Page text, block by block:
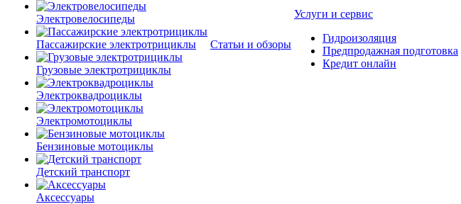
Электровелосипеды
Пассажирские электротрициклы
Грузовые электротрициклы
Электроквадроциклы
Электромотоциклы
Бензиновые мотоциклы
Детский транспорт
Аксессуары
Статьи и обзоры
Услуги и сервис
Гидроизоляция
Предпродажная подготовка
Кредит онлайн